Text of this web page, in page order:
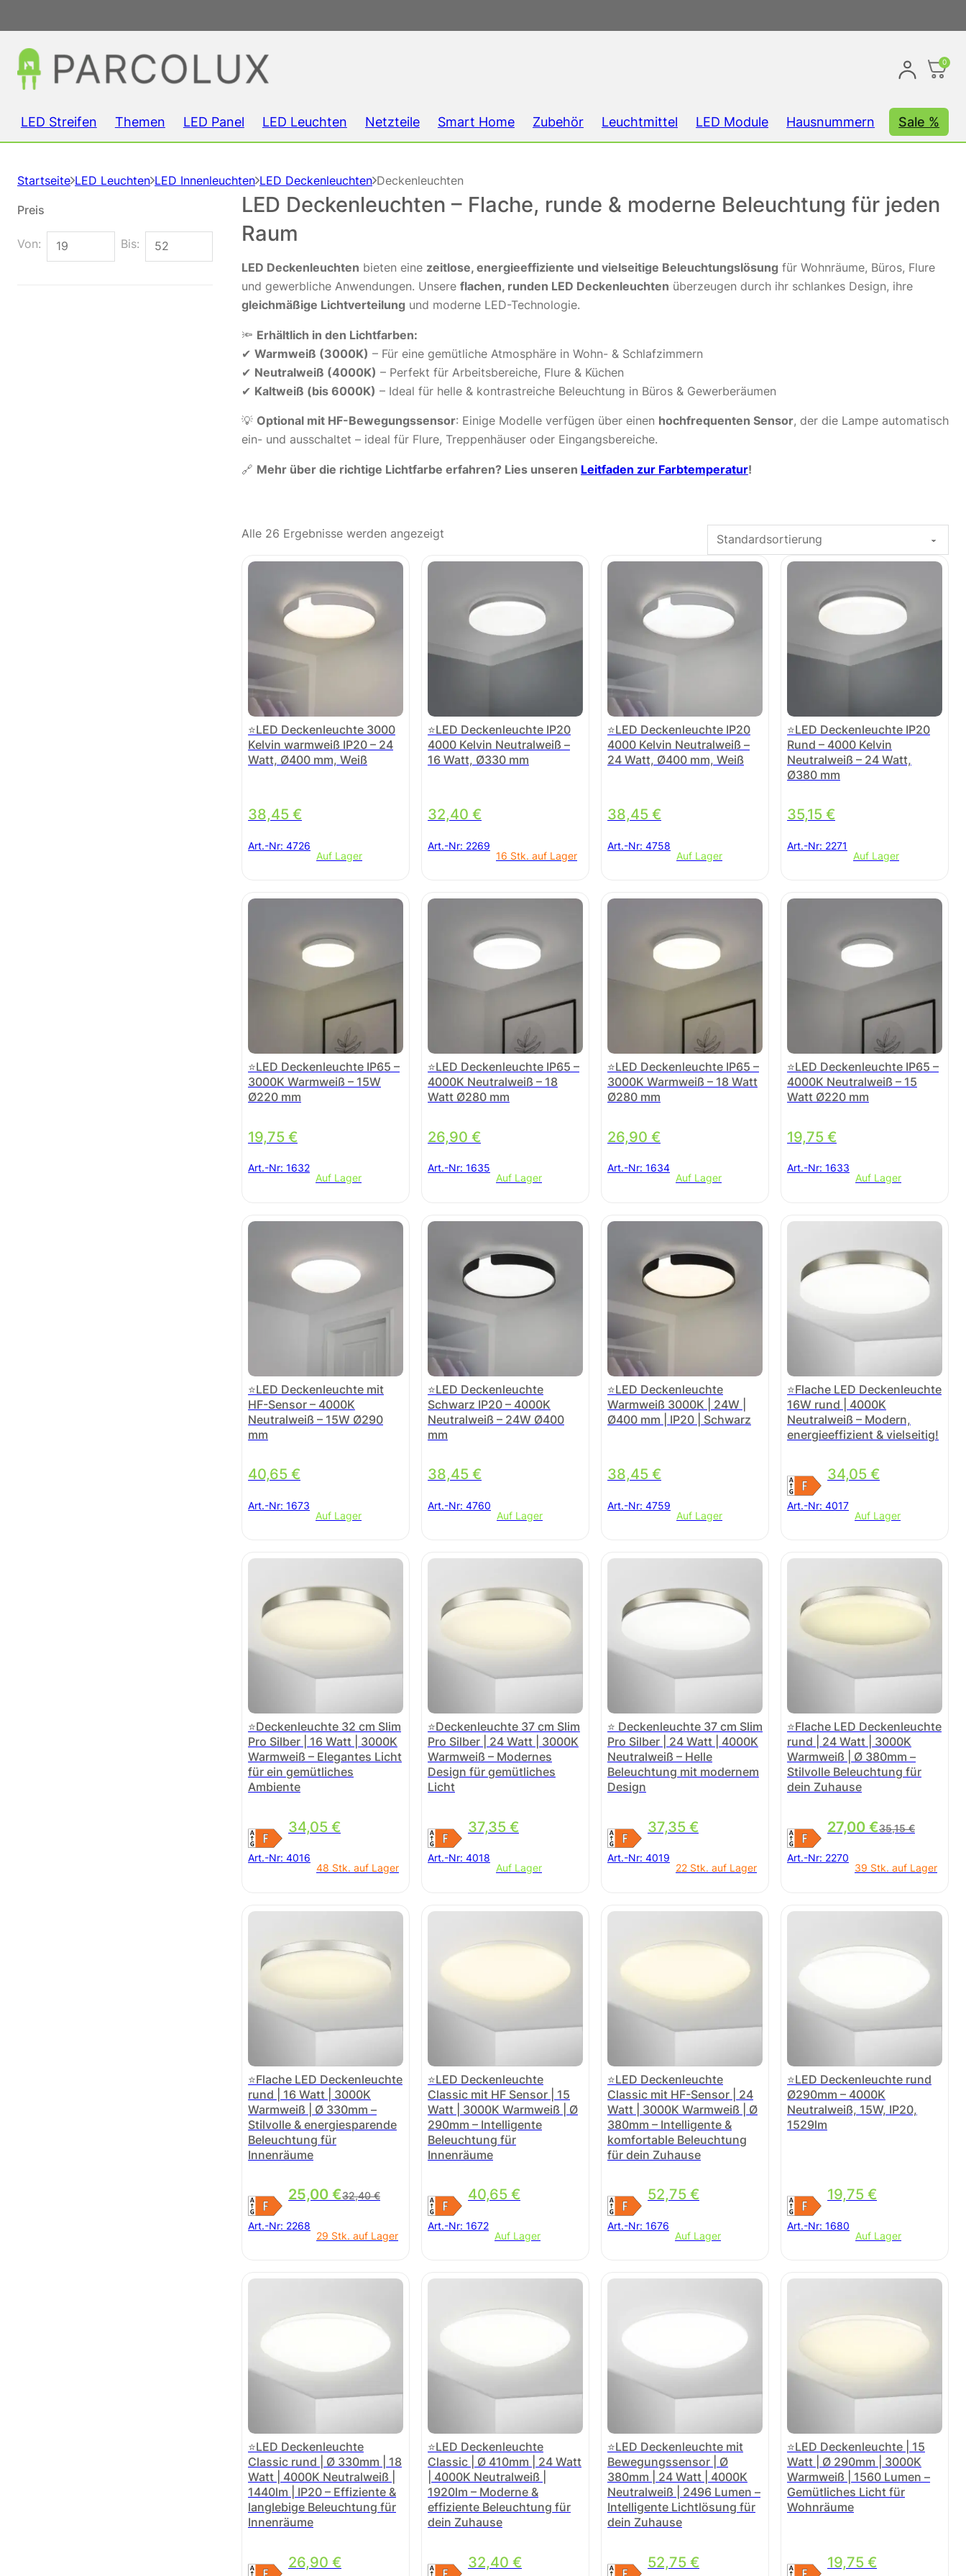
0
LED Streifen Themen LED Panel LED Leuchten Netzteile Smart Home Zubehör Leuchtmittel LED Module Hausnummern Sale %
Startseite LED Leuchten LED Innenleuchten LED Deckenleuchten Deckenleuchten
Preis
Von: Bis:
LED Deckenleuchten – Flache, runde & moderne Beleuchtung für jeden
Raum
LED Deckenleuchten bieten eine zeitlose, energieeffiziente und vielseitige Beleuchtungslösung für Wohnräume, Büros, Flure
und gewerbliche Anwendungen. Unsere flachen, runden LED Deckenleuchten überzeugen durch ihr schlankes Design, ihre
gleichmäßige Lichtverteilung und moderne LED-Technologie.
🔦 Erhältlich in den Lichtfarben:
✔ Warmweiß (3000K) – Für eine gemütliche Atmosphäre in Wohn- & Schlafzimmern
✔ Neutralweiß (4000K) – Perfekt für Arbeitsbereiche, Flure & Küchen
✔ Kaltweiß (bis 6000K) – Ideal für helle & kontrastreiche Beleuchtung in Büros & Gewerberäumen
💡 Optional mit HF-Bewegungssensor: Einige Modelle verfügen über einen hochfrequenten Sensor, der die Lampe automatisch
ein- und ausschaltet – ideal für Flure, Treppenhäuser oder Eingangsbereiche.
🔗 Mehr über die richtige Lichtfarbe erfahren? Lies unseren Leitfaden zur Farbtemperatur!
Alle 26 Ergebnisse werden angezeigt
⭐LED Deckenleuchte 3000
Kelvin warmweiß IP20 – 24
Watt, Ø400 mm, Weiß
38,45 €
Art.-Nr: 4726
Auf Lager
⭐LED Deckenleuchte IP20
4000 Kelvin Neutralweiß –
16 Watt, Ø330 mm
32,40 €
Art.-Nr: 2269
16 Stk. auf Lager
⭐LED Deckenleuchte IP20
4000 Kelvin Neutralweiß –
24 Watt, Ø400 mm, Weiß
38,45 €
Art.-Nr: 4758
Auf Lager
⭐LED Deckenleuchte IP20
Rund – 4000 Kelvin
Neutralweiß – 24 Watt,
Ø380 mm
35,15 €
Art.-Nr: 2271
Auf Lager
⭐LED Deckenleuchte IP65 –
3000K Warmweiß – 15W
Ø220 mm
19,75 €
Art.-Nr: 1632
Auf Lager
⭐LED Deckenleuchte IP65 –
4000K Neutralweiß – 18
Watt Ø280 mm
26,90 €
Art.-Nr: 1635
Auf Lager
⭐LED Deckenleuchte IP65 –
3000K Warmweiß – 18 Watt
Ø280 mm
26,90 €
Art.-Nr: 1634
Auf Lager
⭐LED Deckenleuchte IP65 –
4000K Neutralweiß – 15
Watt Ø220 mm
19,75 €
Art.-Nr: 1633
Auf Lager
⭐LED Deckenleuchte mit
HF-Sensor – 4000K
Neutralweiß – 15W Ø290
mm
40,65 €
Art.-Nr: 1673
Auf Lager
⭐LED Deckenleuchte
Schwarz IP20 – 4000K
Neutralweiß – 24W Ø400
mm
38,45 €
Art.-Nr: 4760
Auf Lager
⭐LED Deckenleuchte
Warmweiß 3000K | 24W |
Ø400 mm | IP20 | Schwarz
38,45 €
Art.-Nr: 4759
Auf Lager
⭐Flache LED Deckenleuchte
16W rund | 4000K
Neutralweiß – Modern,
energieeffizient & vielseitig!
34,05 €
Art.-Nr: 4017
Auf Lager
⭐Deckenleuchte 32 cm Slim
Pro Silber | 16 Watt | 3000K
Warmweiß – Elegantes Licht
für ein gemütliches
Ambiente
34,05 €
Art.-Nr: 4016
48 Stk. auf Lager
⭐Deckenleuchte 37 cm Slim
Pro Silber | 24 Watt | 3000K
Warmweiß – Modernes
Design für gemütliches
Licht
37,35 €
Art.-Nr: 4018
Auf Lager
⭐ Deckenleuchte 37 cm Slim
Pro Silber | 24 Watt | 4000K
Neutralweiß – Helle
Beleuchtung mit modernem
Design
37,35 €
Art.-Nr: 4019
22 Stk. auf Lager
⭐Flache LED Deckenleuchte
rund | 24 Watt | 3000K
Warmweiß | Ø 380mm –
Stilvolle Beleuchtung für
dein Zuhause
35,15€
Ursprünglicher
27,00 €
Aktueller Preis ist:
Art.-Nr: 2270
39 Stk. auf Lager
⭐Flache LED Deckenleuchte
rund | 16 Watt | 3000K
Warmweiß | Ø 330mm –
Stilvolle & energiesparende
Beleuchtung für
Innenräume
32,40€
Ursprünglicher Preis war: 32,40 €
25,00 €
Aktueller Preis ist: 25,00 €.
Art.-Nr: 2268
29 Stk. auf Lager
⭐LED Deckenleuchte
Classic mit HF Sensor | 15
Watt | 3000K Warmweiß | Ø
290mm – Intelligente
Beleuchtung für
Innenräume
40,65 €
Art.-Nr: 1672
Auf Lager
⭐LED Deckenleuchte
Classic mit HF-Sensor | 24
Watt | 3000K Warmweiß | Ø
380mm – Intelligente &
komfortable Beleuchtung
für dein Zuhause
52,75 €
Art.-Nr: 1676
Auf Lager
⭐LED Deckenleuchte rund
Ø290mm – 4000K
Neutralweiß, 15W, IP20,
1529lm
19,75 €
Art.-Nr: 1680
Auf Lager
⭐LED Deckenleuchte
Classic rund | Ø 330mm | 18
Watt | 4000K Neutralweiß |
1440lm | IP20 – Effiziente &
langlebige Beleuchtung für
Innenräume
26,90 €
⭐LED Deckenleuchte
Classic | Ø 410mm | 24 Watt
| 4000K Neutralweiß |
1920lm – Moderne &
effiziente Beleuchtung für
dein Zuhause
32,40 €
⭐LED Deckenleuchte mit
Bewegungssensor | Ø
380mm | 24 Watt | 4000K
Neutralweiß | 2496 Lumen –
Intelligente Lichtlösung für
dein Zuhause
52,75 €
⭐LED Deckenleuchte | 15
Watt | Ø 290mm | 3000K
Warmweiß | 1560 Lumen –
Gemütliches Licht für
Wohnräume
19,75 €